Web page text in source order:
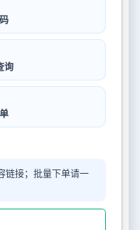
询
链接；批量下单请一